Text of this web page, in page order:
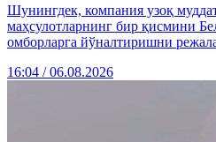
Шунингдек, компания узоқ
маҳсулотларнинг бир қисмини
омборларга йўналтиришни
16:04 / 06.08.2026